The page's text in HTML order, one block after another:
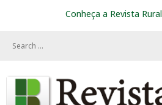
Conheça a Revista Rural